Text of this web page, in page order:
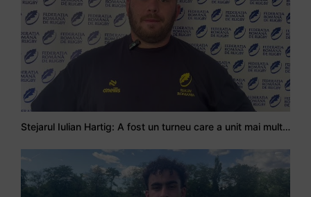
Stejarul Iulian Hartig: A fost un turneu care a unit mai mult echipa